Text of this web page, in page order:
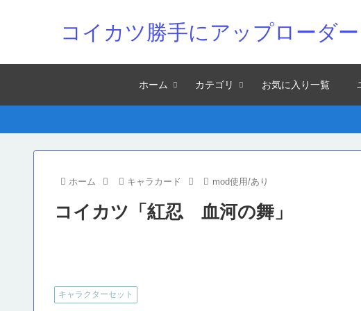
コイカツ勝手にアップローダー
ホーム カテゴリ お気に入り一覧
ホーム キャラカード mod使用/あり
コイカツ「紅忍 血河の舞」
キャラクターセット